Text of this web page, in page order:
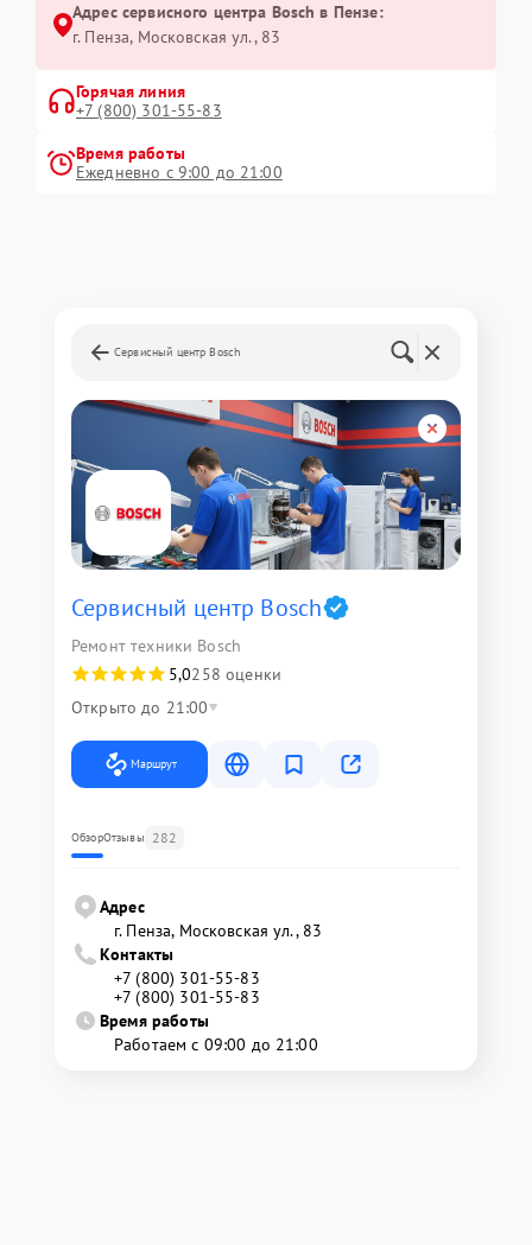
Адрес сервисного центра Bosch в Пензе:
г. Пенза, Московская ул., 83
Горячая линия
+7 (800) 301-55-83
Время работы
Ежедневно с 9:00 до 21:00
Сервисный центр Bosch
Сервисный центр Bosch
Ремонт техники Bosch
5,0258 оценки
Открыто до 21:00
Маршрут
ОбзорОтзывы 282
Адрес
г. Пенза, Московская ул., 83
Контакты
+7 (800) 301-55-83
+7 (800) 301-55-83
Время работы
Работаем с 09:00 до 21:00